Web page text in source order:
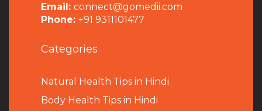
Email: connect@gomedii.com
Phone: +91 9311101477
Categories
Natural Health Tips in Hindi
Body Health Tips in Hindi